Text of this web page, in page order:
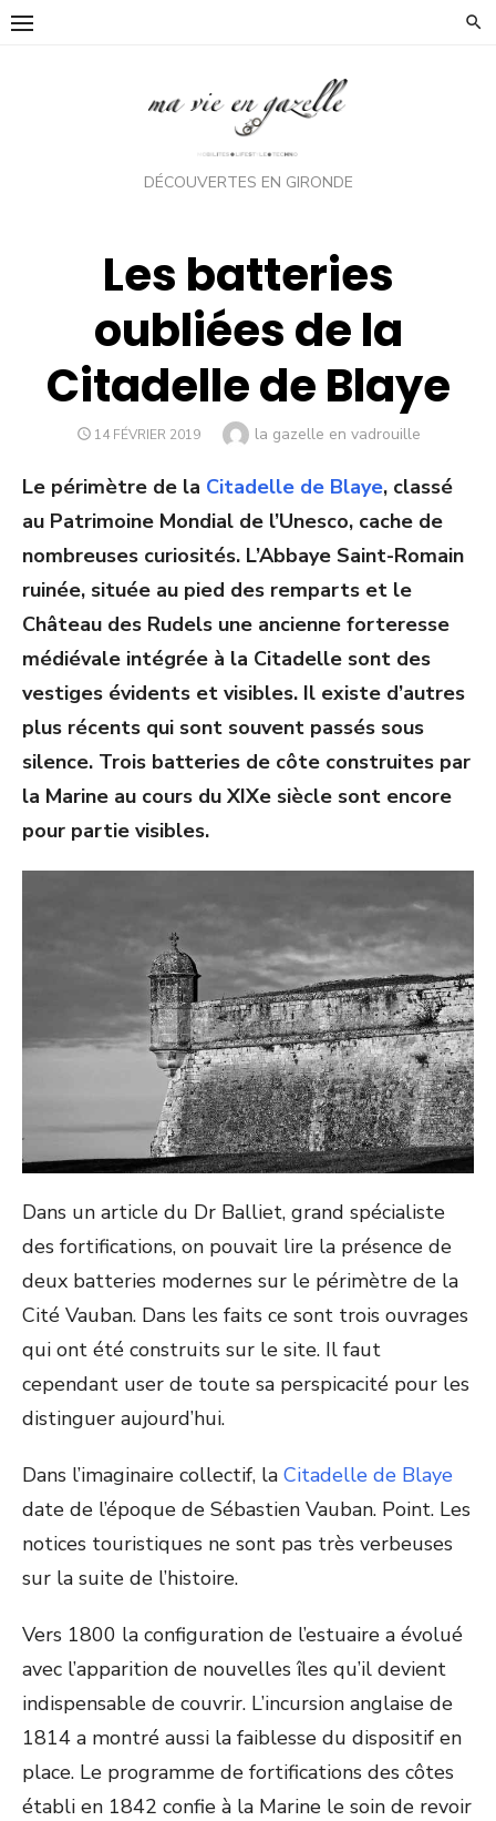
Skip
DÉCOUVERTES EN GIRONDE
Les batteries
oubliées de la
Citadelle de Blaye
POSTED
14 FÉVRIER 2019 Author
la gazelle en vadrouille
Le périmètre de la Citadelle de Blaye, classé
au Patrimoine Mondial de l’Unesco, cache de
nombreuses curiosités. L’Abbaye Saint-Romain
ruinée, située au pied des remparts et le
Château des Rudels une ancienne forteresse
médiévale intégrée à la Citadelle sont des
vestiges évidents et visibles. Il existe d’autres
plus récents qui sont souvent passés sous
silence. Trois batteries de côte construites par
la Marine au cours du XIXe siècle sont encore
pour partie visibles.
Dans un article du Dr Balliet, grand spécialiste
des fortifications, on pouvait lire la présence de
deux batteries modernes sur le périmètre de la
Cité Vauban. Dans les faits ce sont trois ouvrages
qui ont été construits sur le site. Il faut
cependant user de toute sa perspicacité pour les
distinguer aujourd’hui.
Dans l’imaginaire collectif, la Citadelle de Blaye
date de l’époque de Sébastien Vauban. Point. Les
notices touristiques ne sont pas très verbeuses
sur la suite de l’histoire.
Vers 1800 la configuration de l’estuaire a évolué
avec l’apparition de nouvelles îles qu’il devient
indispensable de couvrir. L’incursion anglaise de
1814 a montré aussi la faiblesse du dispositif en
place. Le programme de fortifications des côtes
établi en 1842 confie à la Marine le soin de revoir